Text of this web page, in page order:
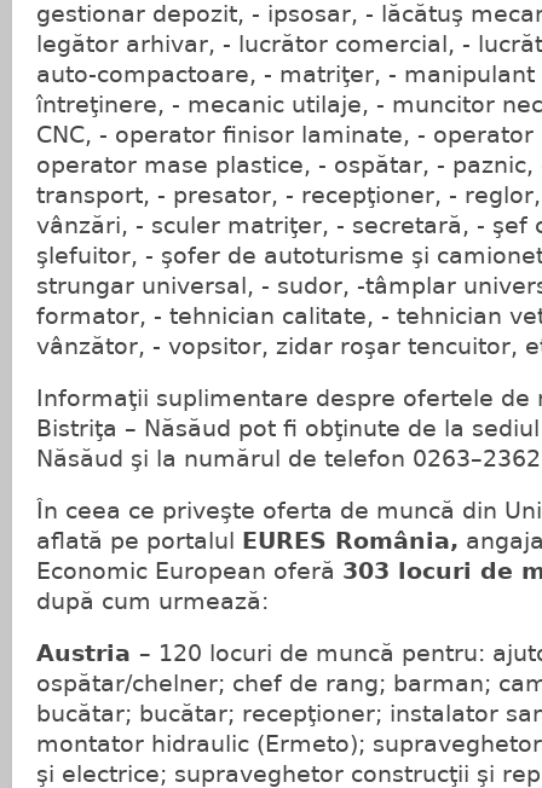
gestionar depozit, - ipsosar, - lăcătuş
legător arhivar, - lucrător comercial, -
auto-compactoare, - matriţer, -
întreţinere, - mecanic utilaje, - muncitor
CNC, - operator finisor laminate, -
operator mase plastice, - ospătar, -
transport, - presator, - recepţioner, -
vânzări, - sculer matriţer, - secretară, - şef
şlefuitor, - şofer de autoturisme şi
strungar universal, - sudor, -tâmplar
formator, - tehnician calitate, - tehnician
vânzător, - vopsitor, zidar roşar tencuitor,
Informaţii suplimentare despre ofertele de
Bistriţa – Năsăud pot fi obţinute de la sediul
Năsăud şi la numărul de telefon
În ceea ce priveşte oferta de muncă din
aflată pe portalul
EURES România,
Economic European oferă 303 locuri de
după cum urmează:
Austria – 120 locuri de muncă pentru:
ospătar/chelner; chef de rang; barman;
bucătar; bucătar; recepţioner; instalator
montator hidraulic (Ermeto);
şi electrice; supraveghetor construcţii şi